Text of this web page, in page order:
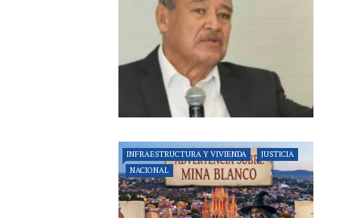
INFRAESTRUCTURA Y VIVIENDA
JUSTICIA
NACIONAL